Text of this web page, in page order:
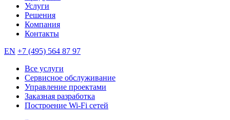
Услуги
Решения
Компания
Контакты
EN +7 (495) 564 87 97
Все услуги
Сервисное обслуживание
Управление проектами
Заказная разработка
Построение Wi-Fi сетей